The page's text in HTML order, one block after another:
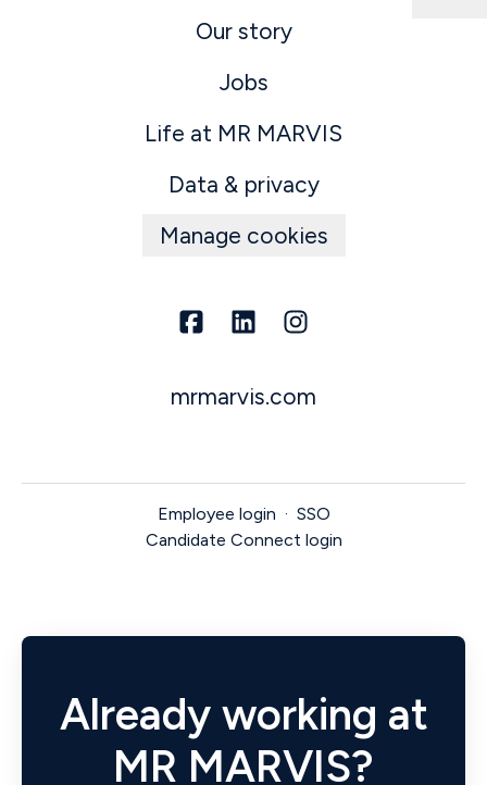
Our story
Jobs
Life at MR MARVIS
Data & privacy
Manage cookies
mrmarvis.com
Employee login · SSO
Candidate Connect login
Already working at
MR MARVIS?